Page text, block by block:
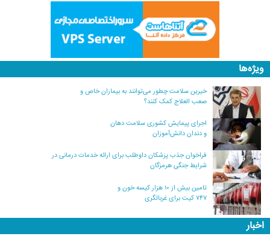
ویژه‌ها
خیرین سلامت چطور می‌توانند به بیماران خاص و
صعب العلاج کمک کنند؟
اجرای پیمایش کشوری سلامت دهان
و دندان دانش‌آموزان
فراخوان جذب پزشکان داوطلب برای ارائه خدمات درمانی در
شرایط جنگی هرمزگان
تامین بیش از ۱۰ هزار کیسه خون و
۷۴۷ کیت برای غربالگری
اخبار